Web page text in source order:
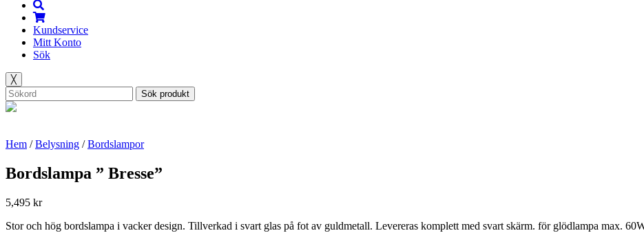
Kundservice
Mitt Konto
Sök
╳
Sök produkt
Hem /Belysning /Bordslampor
Bordslampa ” Bresse”
5,495 kr
Stor och hög bordslampa i vacker design. Tillverkad i svart glas på fot av guldmetall. Levereras komplett med svart skärm. för glödlampa max.